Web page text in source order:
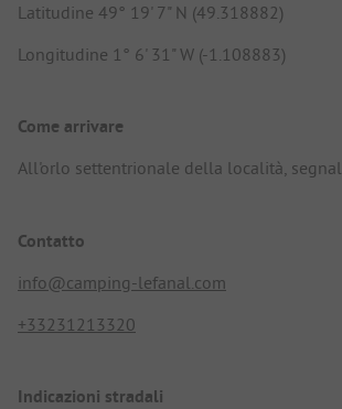
Latitudine 49° 19' 7" N (49.318882)
Longitudine 1° 6' 31" W (-1.108883)
Come arrivare
All'orlo settentrionale della località,
Contatto
info@camping-lefanal.com
+33231213320
Indicazioni stradali